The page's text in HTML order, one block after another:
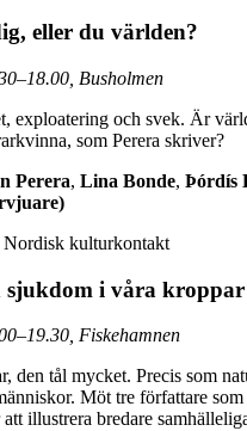
eller du världen?
Busholmen
exploatering och svek. Är
som Perera skriver?
Perera, Lina Bonde, Þórdís
kulturkontakt
sjukdom i våra kroppar
Fiskehamnen
den tål mycket. Precis som
Möt tre författare som
illustrera bredare